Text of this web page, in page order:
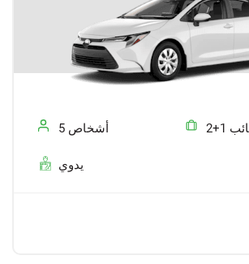
5 أشخاص
يدوي